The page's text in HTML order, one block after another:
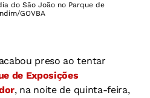
do São João no Parque de
GOVBA
preso ao tentar
de Exposições
, na noite de quinta-feira,